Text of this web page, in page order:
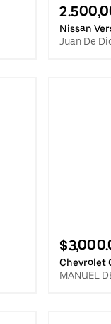
Nissan
Juan De
Chevrolet
MANUEL